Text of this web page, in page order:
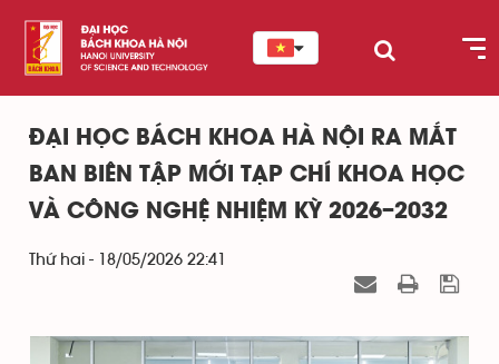
ĐẠI HỌC BÁCH KHOA HÀ NỘI RA MẮT
BAN BIÊN TẬP MỚI TẠP CHÍ KHOA HỌC
VÀ CÔNG NGHỆ NHIỆM KỲ 2026–2032
Thứ hai - 18/05/2026 22:41